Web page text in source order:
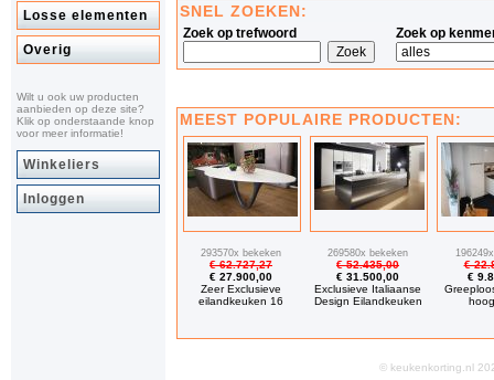
Losse elementen
Overig
Wilt u ook uw producten
aanbieden op deze site?
Klik op onderstaande knop
voor meer informatie!
Winkeliers
Inloggen
SNEL ZOEKEN:
Zoek op trefwoord Zoek op
MEEST POPULAIRE PRODUCTEN:
293570x bekeken
€ 62.727,27
€ 27.900,00
Zeer Exclusieve
eilandkeuken 16
269580x bekeken
€ 52.435,00
€ 31.500,00
Exclusieve Italiaanse
Design Eilandkeuken
€
€
© keukenkorting.nl